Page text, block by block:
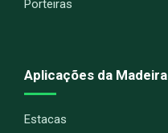
Porteiras
Aplicações da Madeira
Estacas